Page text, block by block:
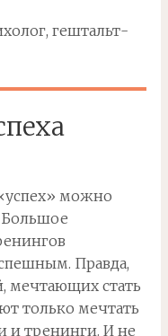
гештальт-
можно
Большое
Правда,
мечтающих стать
только мечтать
и тренинги. И не